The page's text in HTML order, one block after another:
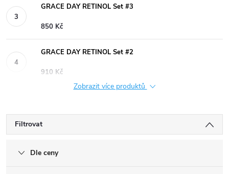
GRACE DAY RETINOL Set #3
850 Kč
GRACE DAY RETINOL Set #2
910 Kč
Zobrazit více produktů
Filtrovat
Dle ceny